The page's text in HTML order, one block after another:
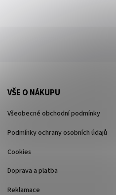
VŠE O NÁKUPU
Všeobecné obchodní podmínky
Podmínky ochrany osobních údajů
Cookies
Doprava a platba
Reklamace